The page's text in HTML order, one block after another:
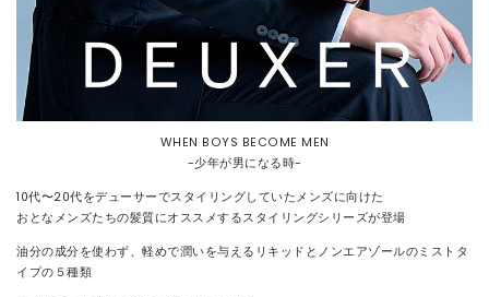
WHEN BOYS BECOME MEN
-少年が男になる時-
10代〜20代をデューサーでスタイリングしていたメンズに向けた
おとなメンズたちの髪質にオススメするスタイリングシリーズが登場
油分の成分を使わず、軽めで潤いを与えるリキッドとノンエアゾールのミストタ
イプの５種類